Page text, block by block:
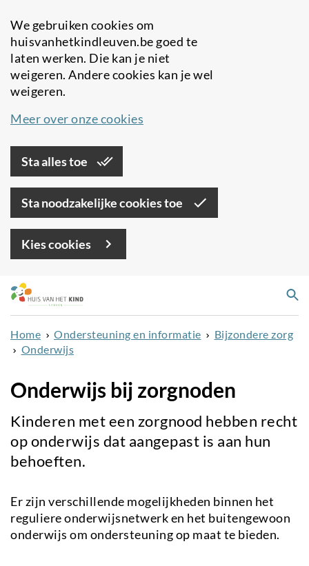
We gebruiken cookies om
huisvanhetkindleuven.be goed te
laten werken. Die kan je niet
weigeren. Andere cookies kan je wel
weigeren.
Meer over onze cookies
Sta alles toe
Sta noodzakelijke cookies toe
Kies cookies
Overslaan
en
naar
de
inhoud
Home Ondersteuning en informatie
Bijzondere zorg
Onderwijs
Onderwijs bij zorgnoden
Kinderen met een zorgnood hebben recht
op onderwijs dat aangepast is aan hun
behoeften.
Er zijn verschillende mogelijkheden binnen het
reguliere onderwijsnetwerk en het buitengewoon
onderwijs om ondersteuning op maat te bieden.